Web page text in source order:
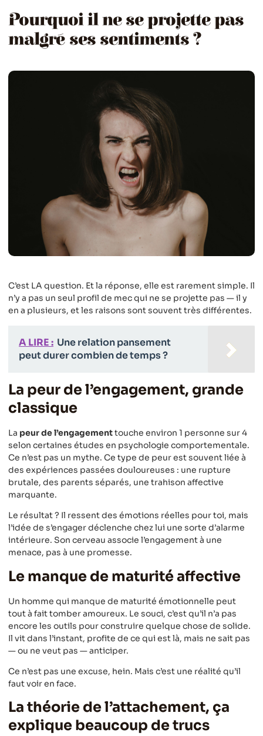
Pourquoi il ne se projette pas
malgré ses sentiments ?
C’est LA question. Et la réponse, elle est rarement simple. Il
n’y a pas un seul profil de mec qui ne se projette pas — il y
en a plusieurs, et les raisons sont souvent très différentes.
A LIRE : Une relation pansement
peut durer combien de temps ?
La peur de l’engagement, grande
classique
La peur de l’engagementtouche environ 1 personne sur 4
selon certaines études en psychologie comportementale.
Ce n’est pas un mythe. Ce type de peur est souvent liée à
des expériences passées douloureuses : une rupture
brutale, des parents séparés, une trahison affective
marquante.
Le résultat ? Il ressent des émotions réelles pour toi, mais
l’idée de s’engager déclenche chez lui une sorte d’alarme
intérieure. Son cerveau associe l’engagement à une
menace, pas à une promesse.
Le manque de maturité affective
Un homme qui manque de maturité émotionnelle peut
tout à fait tomber amoureux. Le souci, c’est qu’il n’a pas
encore les outils pour construire quelque chose de solide.
Il vit dans l’instant, profite de ce qui est là, mais ne sait pas
— ou ne veut pas — anticiper.
Ce n’est pas une excuse, hein. Mais c’est une réalité qu’il
faut voir en face.
La théorie de l’attachement, ça
explique beaucoup de trucs